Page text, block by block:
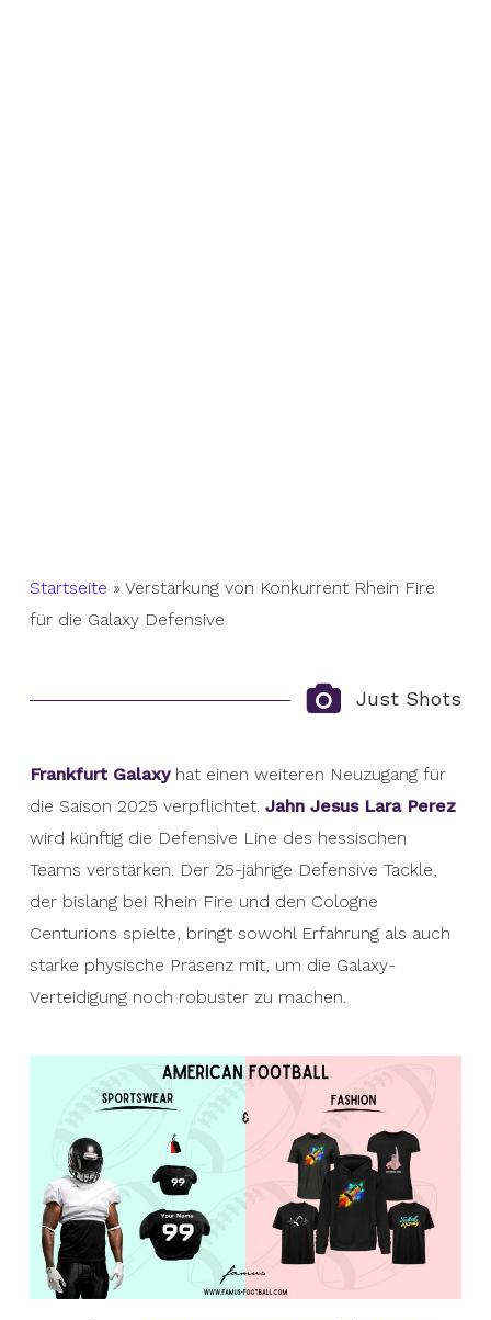
Startseite » Verstärkung von Konkurrent Rhein Fire
für die Galaxy Defensive
Just Shots
Frankfurt Galaxyhat einen weiteren Neuzugang für
die Saison 2025 verpflichtet. Jahn Jesus Lara Perez
wird künftig die Defensive Line des hessischen
Teams verstärken. Der 25-jährige Defensive Tackle,
der bislang bei Rhein Fire und den Cologne
Centurions spielte, bringt sowohl Erfahrung als auch
starke physische Präsenz mit, um die Galaxy-
Verteidigung noch robuster zu machen.